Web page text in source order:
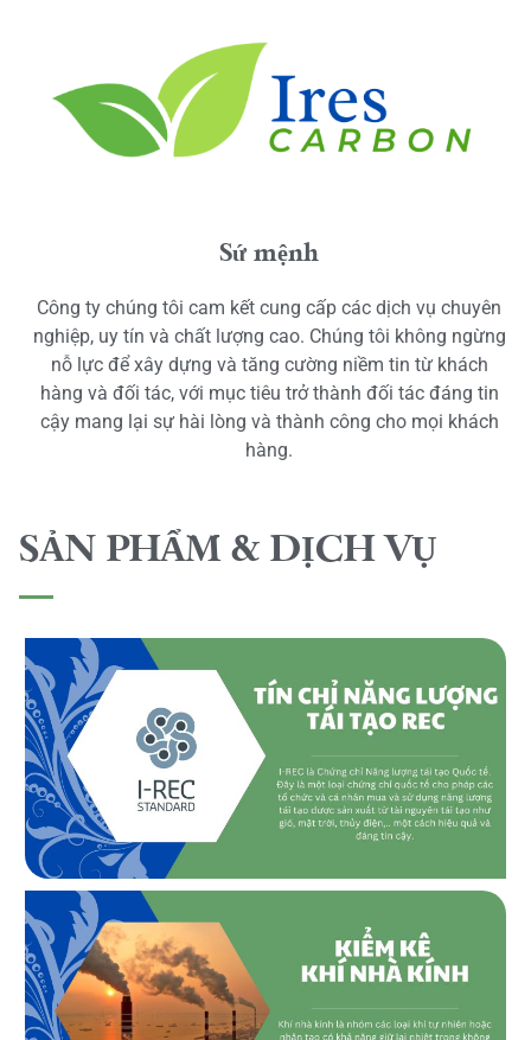
Sứ mệnh
Công ty chúng tôi cam kết cung cấp các dịch vụ chuyên
nghiệp, uy tín và chất lượng cao. Chúng tôi không ngừng
nỗ lực để xây dựng và tăng cường niềm tin từ khách
hàng và đối tác, với mục tiêu trở thành đối tác đáng tin
cậy mang lại sự hài lòng và thành công cho mọi khách
hàng.
SẢN PHẨM & DỊCH VỤ